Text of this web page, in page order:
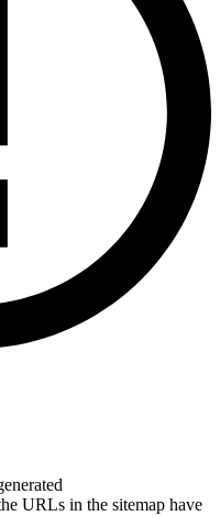
URLs in the sitemap have